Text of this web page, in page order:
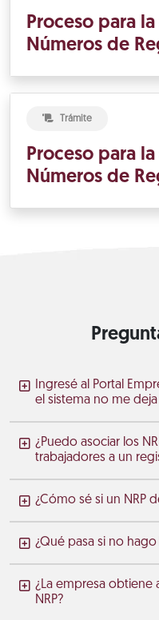
Proceso para
Números de
Trámite
Proceso para
Números de
Ingresé al Portal
el sistema no me
¿Puedo asociar los
trabajadores a un
¿Cómo sé si un NRP
¿Qué pasa si no
¿La empresa obtiene
NRP?